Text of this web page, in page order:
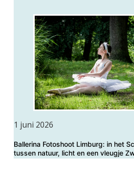
1 juni 2026
Ballerina Fotoshoot Limburg: in het
tussen natuur, licht en een vleugje